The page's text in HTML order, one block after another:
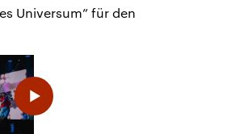
Universum” für den